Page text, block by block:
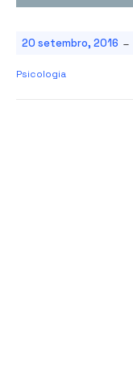
20 setembro, 2016 -
Psicologia